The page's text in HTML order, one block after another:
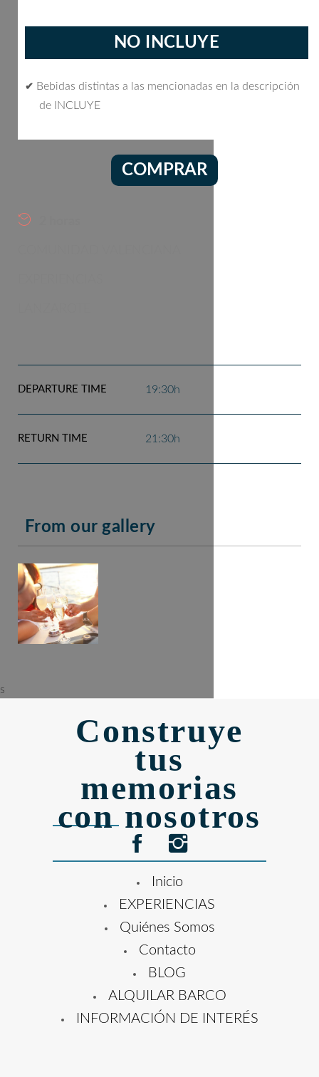
NO INCLUYE
✔ Bebidas distintas a las mencionadas en la descripción
de INCLUYE
COMPRAR
DEPARTURE TIME 19:30h
RETURN TIME 21:30h
From our gallery
s
Construye
tus
memorias
con nosotros
Inicio
EXPERIENCIAS
Quiénes Somos
Contacto
BLOG
ALQUILAR BARCO
INFORMACIÓN DE INTERÉS